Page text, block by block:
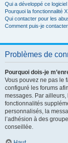
Qui a développé ce
Pourquoi la fonctionnalité
Qui contacter pour les
Comment puis-je
Problèmes de
Pourquoi dois-je
Vous pouvez ne pas le
configuré les forums
messages. Par ailleurs,
fonctionnalités
personnalisés, la
l’adhésion à des
conseillée.